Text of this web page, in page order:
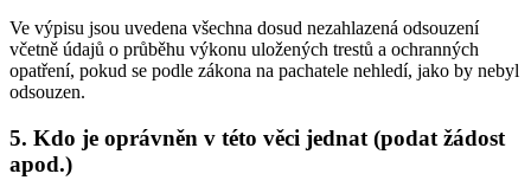
Ve výpisu jsou uvedena všechna dosud nezahlazená odsouzení
včetně údajů o průběhu výkonu uložených trestů a ochranných
opatření, pokud se podle zákona na pachatele nehledí, jako by nebyl
odsouzen.
5. Kdo je oprávněn v této věci jednat (podat žádost
apod.)